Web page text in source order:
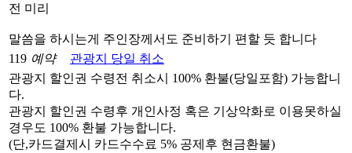
전 미리
말씀을 하시는게 주인장께서도 준비하기 편할 듯 합니다
119 예약
관광지 당일 취소
관광지 할인권 수령전 취소시 100% 환불(당일포함) 가능합니
다.
관광지 할인권 수령후 개인사정 혹은 기상악화로 이용못하실
경우도 100% 환불 가능합니다.
(단,카드결제시 카드수수료 5% 공제후 현금환불)